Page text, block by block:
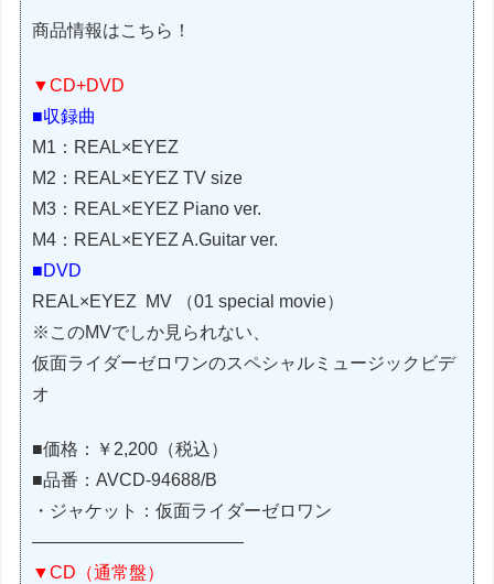
商品情報はこちら！
▼CD+DVD
■収録曲
M1：REAL×EYEZ
M2：REAL×EYEZ TV size
M3：REAL×EYEZ Piano ver.
M4：REAL×EYEZ A.Guitar ver.
■DVD
REAL×EYEZ MV （01 special movie）
※このMVでしか見られない、
仮面ライダーゼロワンのスペシャルミュージックビデ
オ
■価格：￥2,200（税込）
■品番：AVCD-94688/B
・ジャケット：仮面ライダーゼロワン
————————————
▼CD（通常盤）